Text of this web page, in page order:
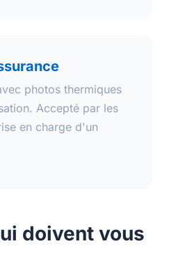
photos thermiques
Accepté par les
en charge d'un
doivent vous